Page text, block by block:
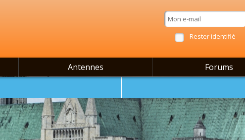
Rester identifié
Antennes Forums